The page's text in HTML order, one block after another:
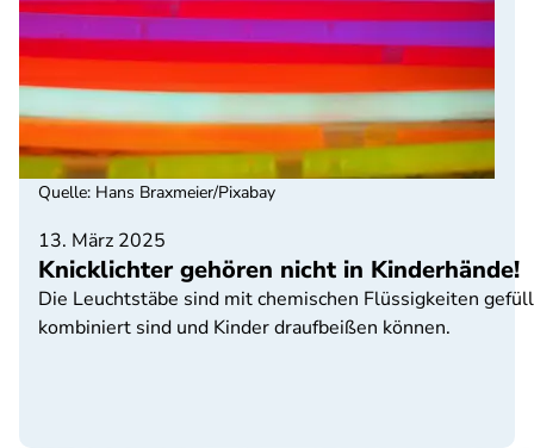
13. März 2025
Knicklichter gehören nicht in Kinderhände!
Die Leuchtstäbe sind mit chemischen Flüssigkeiten
kombiniert sind und Kinder draufbeißen können.
Quelle: Hans Braxmeier/Pixabay